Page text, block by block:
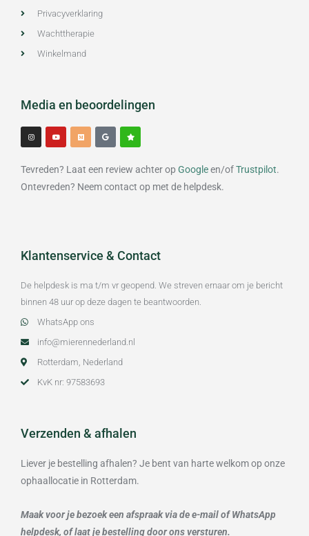
Privacyverklaring
Wachttherapie
Winkelmand
Media en beoordelingen
I
n
s
t
r
m
Y
o
t
e
M
e
d
i
G
o
o
g
S
t
a
r
Tevreden? Laat een review achter op Googleen/ofTrustpilot.
Ontevreden? Neem contact op met de helpdesk.
Klantenservice & Contact
De helpdesk is ma t/m vr geopend. We streven ernaar om je bericht
binnen 48 uur op deze dagen te beantwoorden.
WhatsApp ons
info@mierennederland.nl
Rotterdam, Nederland
KvK nr: 97583693
Verzenden & afhalen
Liever je bestelling afhalen? Je bent van harte welkom op onze
ophaallocatie in Rotterdam.
Maak voor je bezoek een afspraak via de e-mail of WhatsApp
helpdesk, of laat je bestelling door ons versturen.